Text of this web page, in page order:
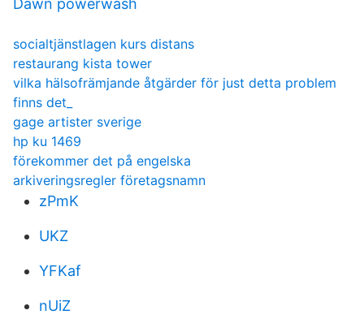
Dawn powerwash
socialtjänstlagen kurs distans
restaurang kista tower
vilka hälsofrämjande åtgärder för just detta problem
finns det_
gage artister sverige
hp ku 1469
förekommer det på engelska
arkiveringsregler företagsnamn
zPmK
UKZ
YFKaf
nUiZ